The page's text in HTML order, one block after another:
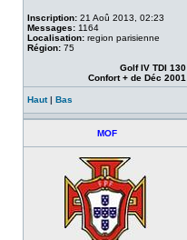
Inscription: 21 Aoû 2013, 02:23
Messages: 1164
Localisation: region parisienne
Région: 75
Golf IV TDI 130
Confort + de Déc 2001
Haut| Bas
MOF